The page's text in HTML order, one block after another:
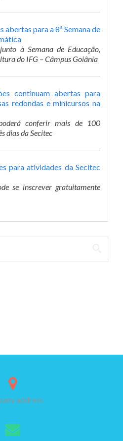
abertas para a 8ª Semana de
à Semana de Educação,
do IFG – Câmpus Goiânia
continuam abertas para
redondas e minicursos na
conferir mais de 100
dias da Secitec
para atividades da Secitec
se inscrever gratuitamente
address